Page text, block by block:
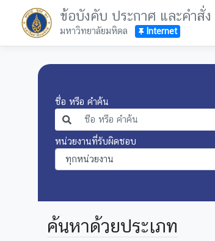
ข้อบังคับ ประกาศ และคำสั่
มหาวิทยาลัยมหิดล Internet
ชื่อ หรือ คำค้น
หน่วยงานที่รับผิดชอบ
ค้นหาด้วยประเภท